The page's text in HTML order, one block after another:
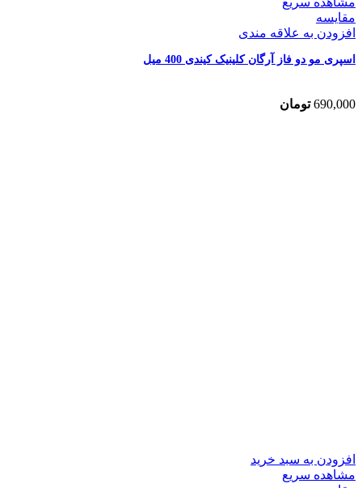
مقایسه
افزودن به علاقه مندی
اسپری مو دو فاز آرگان کلینیک کیندی 400 میل
690,000 تومان
افزودن به سبد خرید
مشاهده سریع